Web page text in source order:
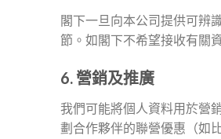
閣下一旦向本公司提供可辨
節。如閣下不希望接收有關
6. 營銷及推廣
我們可能將個人資料用於營
劃合作夥伴的聯營優惠（如